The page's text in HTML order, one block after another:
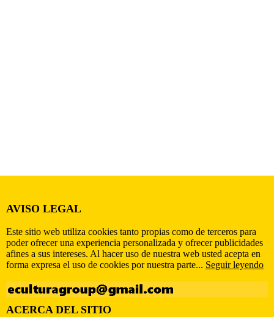
AVISO LEGAL
Este sitio web utiliza cookies tanto propias como de terceros para
poder ofrecer una experiencia personalizada y ofrecer publicidades
afines a sus intereses. Al hacer uso de nuestra web usted acepta en
forma expresa el uso de cookies por nuestra parte... Seguir leyendo
ACERCA DEL SITIO